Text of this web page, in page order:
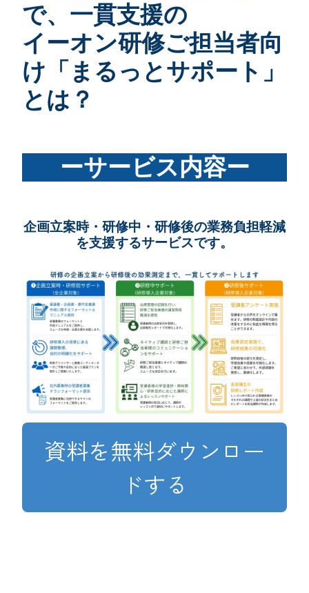
で、一貫支援の
イーオン研修ご担当者向
け「まるっとサポート」
とは？
ーサービス内容ー
企画立案時・研修中・研修後の業務負担軽減
を支援するサービスです。
資料を無料ダウンロー
ドする